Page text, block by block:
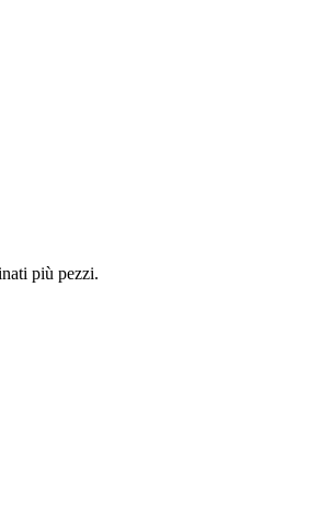
più pezzi.